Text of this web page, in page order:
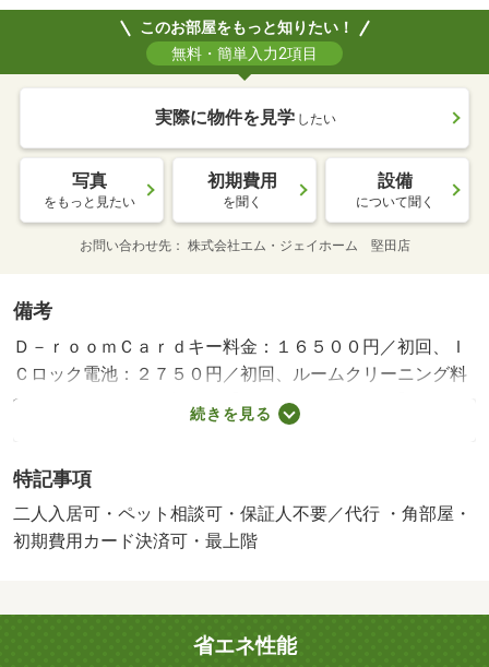
このお部屋をもっと知りたい！
無料・簡単入力2項目
実際に物件を見学 したい
写真
をもっと見たい
初期費用
を聞く
設備
について聞く
お問い合わせ先 株式会社エム・ジェイホーム 堅田店
備考
Ｄ－ｒｏｏｍＣａｒｄキー料金：１６５００円／初回、Ｉ
Ｃロック電池：２７５０円／初回、ルームクリーニング料
金：８２５００円／初回 【設備・特記事項備考】セキュ
リティ会社加入済み 【駐車場備考】普通縦列９，９０
態:巡回
続きを見る
特記事項
二人入居可・ペット相談可・保証人不要／代行 ・角部屋・
初期費用カード決済可・最上階
省エネ性能